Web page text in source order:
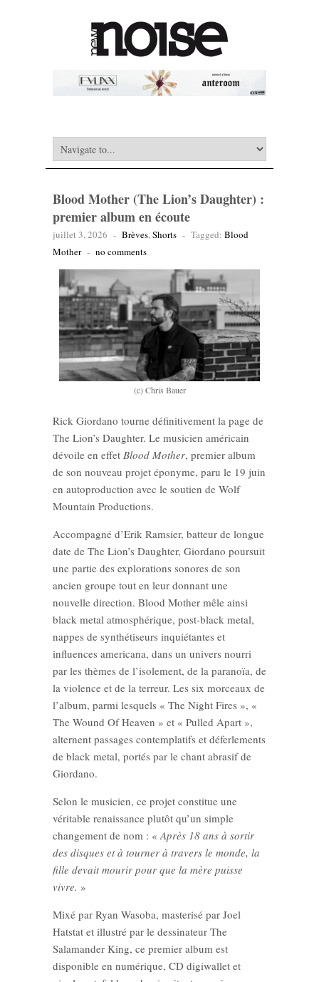
Blood Mother (The Lion’s Daughter) :
premier album en écoute
juillet 3, 2026 - Brèves,Shorts - Tagged: Blood
Mother - no comments
(c) Chris Bauer
Rick Giordano tourne définitivement la page de
The Lion’s Daughter. Le musicien américain
dévoile en effet Blood Mother, premier album
de son nouveau projet éponyme, paru le 19 juin
en autoproduction avec le soutien de Wolf
Mountain Productions.
Accompagné d’Erik Ramsier, batteur de longue
date de The Lion’s Daughter, Giordano poursuit
une partie des explorations sonores de son
ancien groupe tout en leur donnant une
nouvelle direction. Blood Mother mêle ainsi
black metal atmosphérique, post-black metal,
nappes de synthétiseurs inquiétantes et
influences americana, dans un univers nourri
par les thèmes de l’isolement, de la paranoïa, de
la violence et de la terreur. Les six morceaux de
l’album, parmi lesquels « The Night Fires », «
The Wound Of Heaven » et « Pulled Apart »,
alternent passages contemplatifs et déferlements
de black metal, portés par le chant abrasif de
Giordano.
Selon le musicien, ce projet constitue une
véritable renaissance plutôt qu’un simple
changement de nom : « Après 18 ans à sortir
des disques et à tourner à travers le monde, la
fille devait mourir pour que la mère puisse
vivre. »
Mixé par Ryan Wasoba, masterisé par Joel
Hatstat et illustré par le dessinateur The
Salamander King, ce premier album est
disponible en numérique, CD digiwallet et